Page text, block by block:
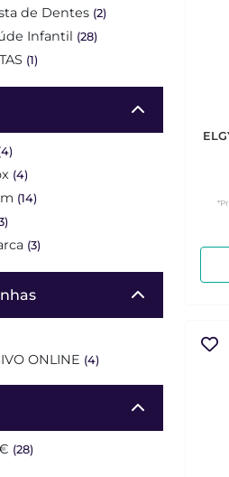
de Dentes (2)
Infantil (28)
(1)
(4)
(14)
(3)
ONLINE (4)
(28)